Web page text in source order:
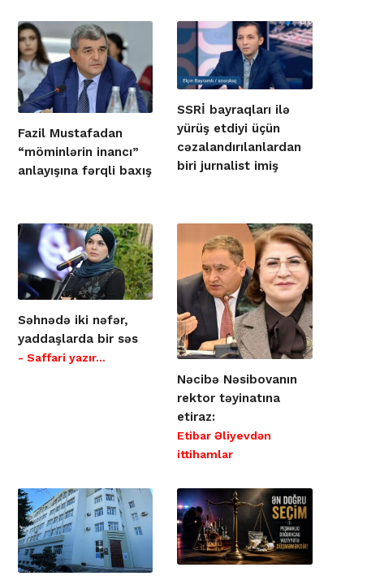
Fazil Mustafadan
“möminlərin inancı”
anlayışına fərqli baxış
SSRİ bayraqları ilə
yürüş etdiyi üçün
cəzalandırılanlardan
biri jurnalist imiş
Səhnədə iki nəfər,
yaddaşlarda bir səs
- Saffari yazır…
Nəcibə Nəsibovanın
rektor təyinatına
etiraz:
Etibar Əliyevdən
ittihamlar